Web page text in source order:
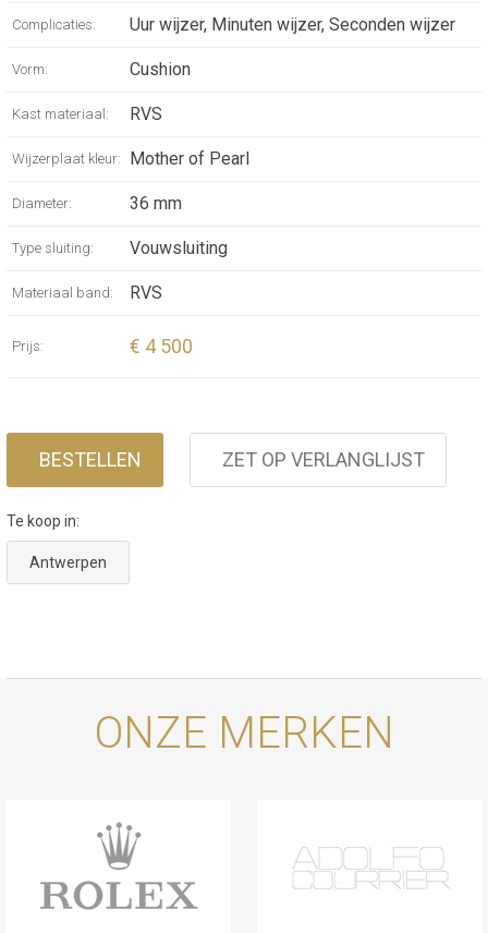
Complicaties: Uur wijzer, Minuten wijzer, Seconden wijzer
Vorm: Cushion
Kast materiaal: RVS
Wijzerplaat kleur: Mother of Pearl
Diameter: 36 mm
Type sluiting: Vouwsluiting
Materiaal band: RVS
Prijs: € 4 500
BESTELLEN ZET OP VERLANGLIJST
Te koop in:
Antwerpen
ONZE MERKEN